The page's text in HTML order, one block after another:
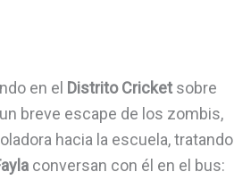
en el Distrito Cricket sobre
breve escape de los zombis,
hacia la escuela, tratando
conversan con él en el bus: